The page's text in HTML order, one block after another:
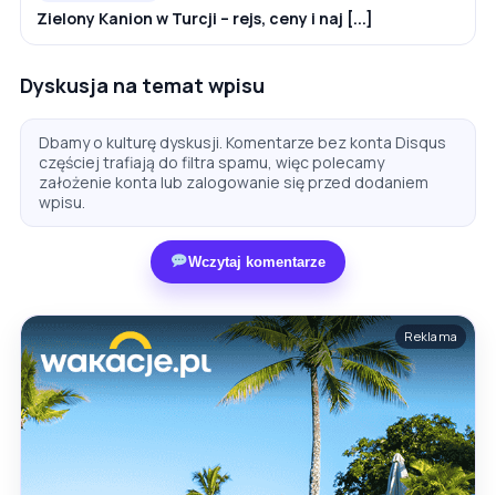
Zielony Kanion w Turcji – rejs, ceny i naj [...]
Dyskusja na temat wpisu
Dbamy o kulturę dyskusji. Komentarze bez konta Disqus
częściej trafiają do filtra spamu, więc polecamy
założenie konta lub zalogowanie się przed dodaniem
wpisu.
Wczytaj komentarze
Reklama